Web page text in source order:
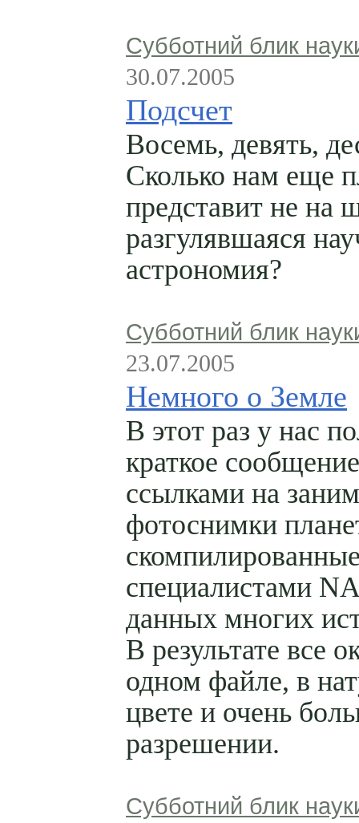
Субботний блик
30.07.2005
Подсчет
Восемь, девять,
Сколько нам еще
представит не на
разгулявшаяся
астрономия?
Субботний блик
23.07.2005
Немного о Земле
В этот раз у нас
краткое
ссылками на
фотоснимки
специалистами
данных многих
В результате все
одном файле, в
цвете и очень
разрешении.
Субботний блик